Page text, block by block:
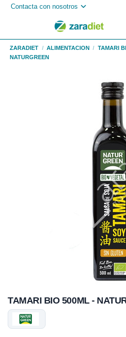
Contacta con nosotros
ZARADIET ALIMENTACION
TAMARI
NATURGREEN
TAMARI BIO 500ML -